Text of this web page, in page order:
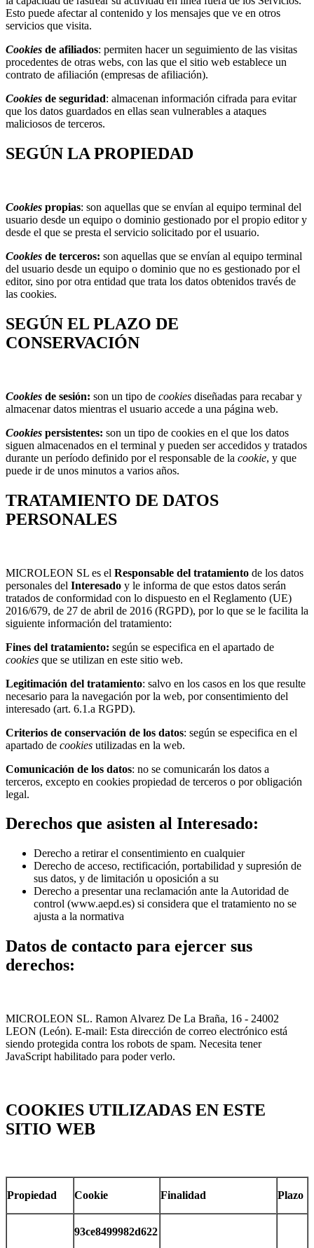
Esto puede afectar al contenido y los mensajes que ve en otros
servicios que visita.
Cookies de afiliados: permiten hacer un seguimiento de las visitas
procedentes de otras webs, con las que el sitio web establece un
contrato de afiliación (empresas de afiliación).
Cookies de seguridad: almacenan información cifrada para evitar
que los datos guardados en ellas sean vulnerables a ataques
maliciosos de terceros.
SEGÚN LA PROPIEDAD
Cookies propias: son aquellas que se envían al equipo terminal del
usuario desde un equipo o dominio gestionado por el propio editor y
desde el que se presta el servicio solicitado por el usuario.
Cookies de terceros: son aquellas que se envían al equipo terminal
del usuario desde un equipo o dominio que no es gestionado por el
editor, sino por otra entidad que trata los datos obtenidos través de
las cookies.
SEGÚN EL PLAZO DE
CONSERVACIÓN
Cookies de sesión: son un tipo de cookies diseñadas para recabar y
almacenar datos mientras el usuario accede a una página web.
Cookies persistentes: son un tipo de cookies en el que los datos
siguen almacenados en el terminal y pueden ser accedidos y tratados
durante un período definido por el responsable de la cookie, y que
puede ir de unos minutos a varios años.
TRATAMIENTO DE DATOS
PERSONALES
MICROLEON SL es el Responsable del tratamiento de los datos
personales del Interesado y le informa de que estos datos serán
tratados de conformidad con lo dispuesto en el Reglamento (UE)
2016/679, de 27 de abril de 2016 (RGPD), por lo que se le facilita la
siguiente información del tratamiento:
Fines del tratamiento: según se especifica en el apartado de
cookies que se utilizan en este sitio web.
Legitimación del tratamiento: salvo en los casos en los que resulte
necesario para la navegación por la web, por consentimiento del
interesado (art. 6.1.a RGPD).
Criterios de conservación de los datos: según se especifica en el
apartado de cookies utilizadas en la web.
Comunicación de los datos: no se comunicarán los datos a
terceros, excepto en cookies propiedad de terceros o por obligación
legal.
Derechos que asisten al Interesado:
Derecho a retirar el consentimiento en cualquier
Derecho de acceso, rectificación, portabilidad y supresión de
sus datos, y de limitación u oposición a su
Derecho a presentar una reclamación ante la Autoridad de
control (www.aepd.es) si considera que el tratamiento no se
ajusta a la normativa
Datos de contacto para ejercer sus
derechos:
MICROLEON SL. Ramon Alvarez De La Braña, 16 - 24002
LEON (León). E-mail: Esta dirección de correo electrónico está
siendo protegida contra los robots de spam. Necesita tener
JavaScript habilitado para poder verlo.
COOKIES UTILIZADAS EN ESTE
SITIO WEB
Propiedad Cookie Finalidad Plazo
93ce8499982d622